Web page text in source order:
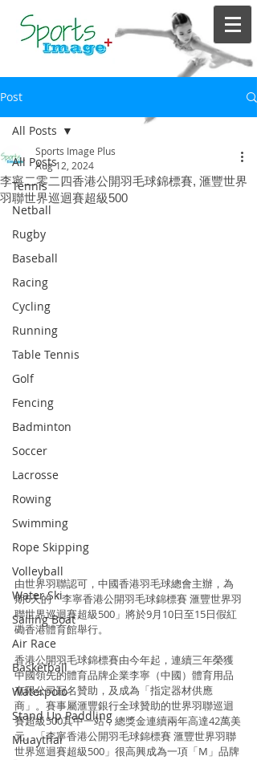
Post
All Posts
Tennis
Netball
Rugby
Baseball
Racing
Cycling
Running
Table Tennis
Golf
Fencing
Badminton
Soccer
Lacrosse
Rowing
Swimming
Rope Skipping
Volleyball
Water Ski
Sailing Boat
Air Race
Basketball
Waterpolo
Stand Up Paddling
Muaythai
All Posts
李寧二零二四香港公開羽毛球錦標賽, 滙豐世界
羽聯世界巡迴賽超級500
Sports Image Plus
Aug 12, 2024
由世界羽聯認可，中國香港羽毛球總會主辦，為
期6天的「李寧香港公開羽毛球錦標賽 滙豐世界羽
聯世界巡迴賽超級500」將於9月10日至15日假紅
磡香港體育館舉行。
香港公開羽毛球錦標賽由今年起，連續三年榮獲
中國領先的體育品牌企業李寧（中國）體育用品
有限公司冠名贊助，及成為「指定器材供應
商」。賽事屬滙豐銀行全球贊助的世界羽聯巡迴
賽超級500其中一站，總獎金連續兩年高達42萬美
元。「李寧香港公開羽毛球錦標賽 滙豐世界羽聯
世界巡迴賽超級500」很高興成為一項「M」品牌